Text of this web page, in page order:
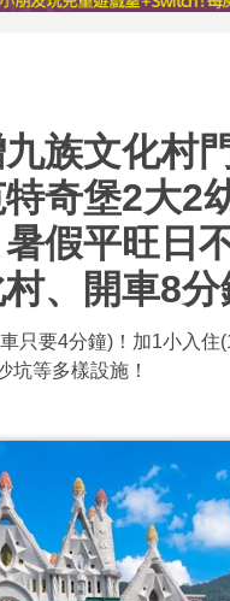
族文化村
奇堡2大2
假平旺日
、開車8分
只要4分鐘)！加1小入
坑等多樣設施！